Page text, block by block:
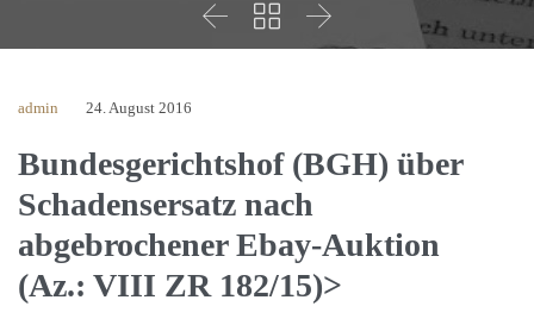
  
admin 24. August 2016
Bundesgerichtshof (BGH) über
Schadensersatz nach
abgebrochener Ebay-Auktion
(Az.: VIII ZR 182/15)>